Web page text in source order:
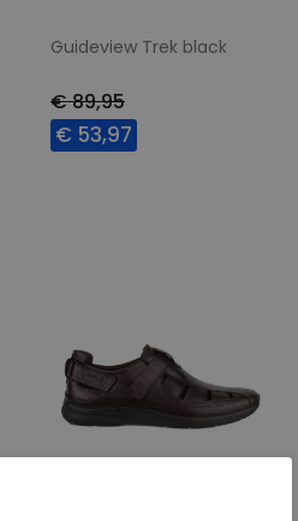
Guideview Trek black
€ 89,95
€ 53,97